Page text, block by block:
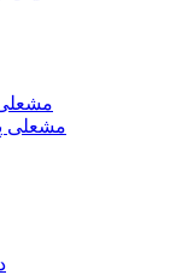
مشعلی
مشعلی پلوس